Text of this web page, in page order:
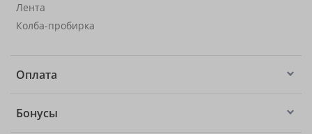
Лента
Колба-пробирка
Оплата
Бонусы